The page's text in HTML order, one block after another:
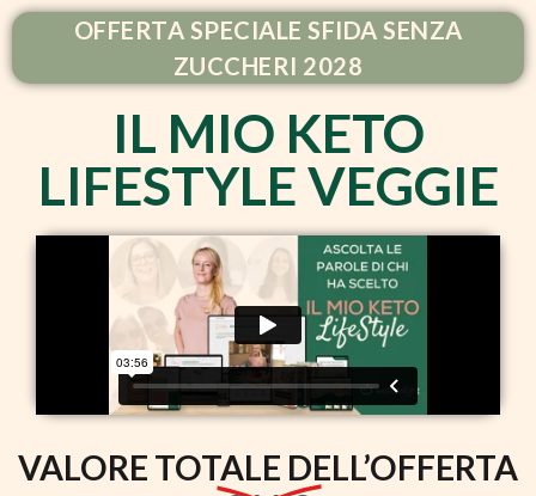
OFFERTA SPECIALE SFIDA SENZA
ZUCCHERI 2028
IL MIO KETO
LIFESTYLE VEGGIE
VALORE TOTALE DELL’OFFERTA